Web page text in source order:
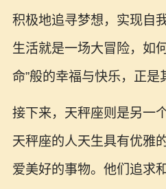
积极地追寻梦想，实现自
生活就是一场大冒险，如
命”般的幸福与快乐，正是
接下来，天秤座则是另一
天秤座的人天生具有优雅
爱美好的事物。他们追求